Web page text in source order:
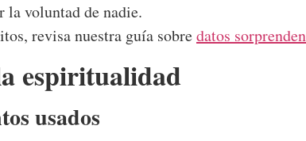
la voluntad de nadie.
revisa nuestra guía sobredatos
espiritualidad
usados